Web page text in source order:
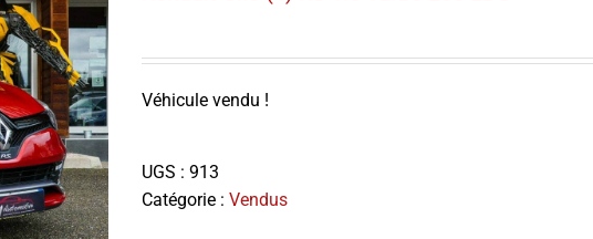
Véhicule vendu !
UGS : 913
Catégorie : Vendus